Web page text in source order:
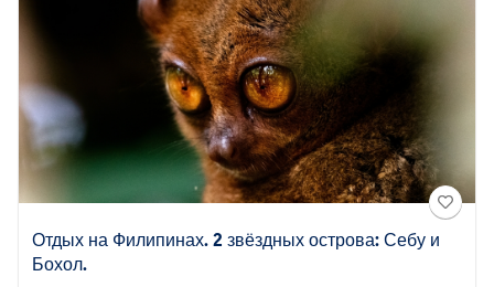
Отдых на Филипинах. 2 звёздных острова: Себу и
Бохол.